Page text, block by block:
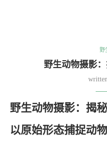
野
野生动物摄影
野生动物摄影：揭
以原始形态捕捉动